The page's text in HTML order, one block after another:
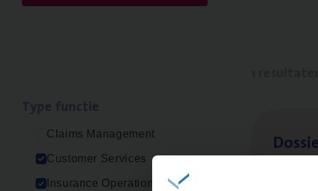
Claims Management
Customer Services
Insurance Operations